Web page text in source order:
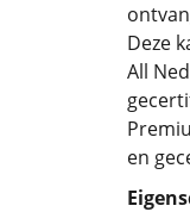
Deze
All
en